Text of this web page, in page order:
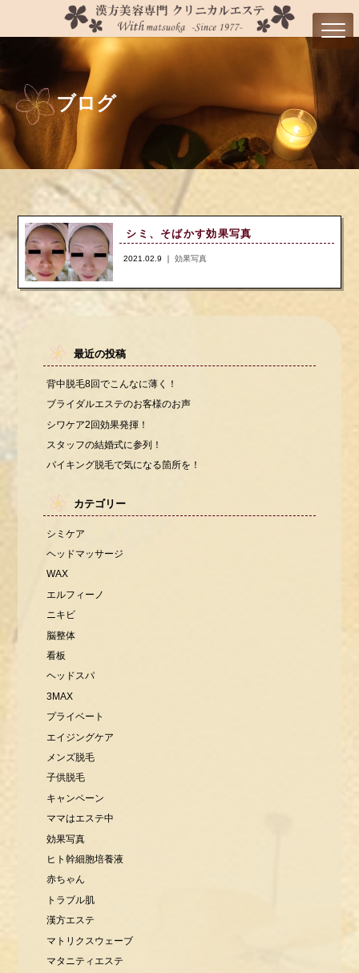
ブログ
シミ、そばかす効果写真
2021.02.9 ｜効果写真
最近の投稿
背中脱毛8回でこんなに薄く！
ブライダルエステのお客様のお声
シワケア2回効果発揮！
スタッフの結婚式に参列！
バイキング脱毛で気になる箇所を！
カテゴリー
シミケア
ヘッドマッサージ
WAX
エルフィーノ
ニキビ
脳整体
看板
ヘッドスパ
3MAX
プライベート
エイジングケア
メンズ脱毛
子供脱毛
キャンペーン
ママはエステ中
効果写真
ヒト幹細胞培養液
赤ちゃん
トラブル肌
漢方エステ
マトリクスウェーブ
マタニティエステ